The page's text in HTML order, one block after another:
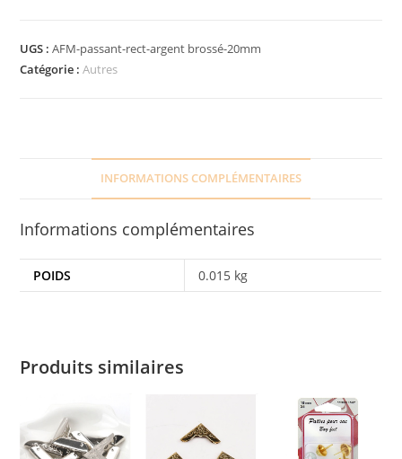
UGS :AFM-passant-rect-argent brossé-20mm
Catégorie :Autres
INFORMATIONS COMPLÉMENTAIRES
Informations complémentaires
POIDS 0.015 kg
Produits similaires